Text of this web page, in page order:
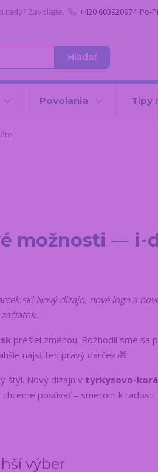
Hľadať
rady? Zavolajte. +420 603920974 Po-
Povolania Tipy
možnosti — i-
Nový dizajn, nové logo a
prešiel zmenou. Rozhodli sme sa
nájsť ten pravý darček 🎁.
štýl. Nový dizajn v tyrkysovo-
posúvať – smerom k
výber